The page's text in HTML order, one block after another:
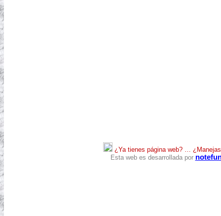
¿Ya tienes página web? …
Esta web es desarrollada por